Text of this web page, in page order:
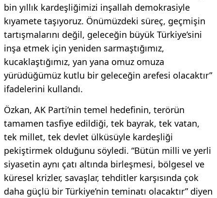
bin yıllık kardeşliğimizi inşallah demokrasiyle
kıyamete taşıyoruz. Önümüzdeki süreç, geçmişin
tartışmalarını değil, geleceğin büyük Türkiye’sini
inşa etmek için yeniden sarmaştığımız,
kucaklaştığımız, yan yana omuz omuza
yürüdüğümüz kutlu bir geleceğin arefesi olacaktır”
ifadelerini kullandı.
Özkan, AK Parti’nin temel hedefinin, terörün
tamamen tasfiye edildiği, tek bayrak, tek vatan,
tek millet, tek devlet ülküsüyle kardeşliği
pekiştirmek olduğunu söyledi. “Bütün milli ve yerli
siyasetin aynı çatı altında birleşmesi, bölgesel ve
küresel krizler, savaşlar, tehditler karşısında çok
daha güçlü bir Türkiye’nin teminatı olacaktır” diyen